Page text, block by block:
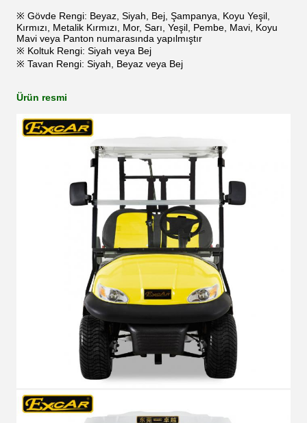
※ Gövde Rengi: Beyaz, Siyah, Bej, Şampanya, Koyu Yeşil,
Kırmızı, Metalik Kırmızı, Mor, Sarı, Yeşil, Pembe, Mavi, Koyu
Mavi veya Panton numarasında yapılmıştır
※ Koltuk Rengi: Siyah veya Bej
※ Tavan Rengi: Siyah, Beyaz veya Bej
Ürün resmi